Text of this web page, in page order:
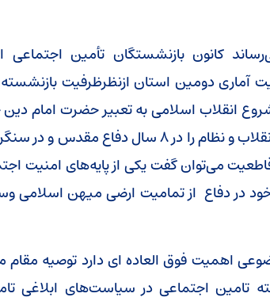
آماری دومین استان ازنظرظرفیت
انقلاب اسلامی به تعبیر حضرت امام دین
کرده‌اند، این وفاداری به انقلاب و نظام را در ۸
قاطعیت می‌توان گفت یکی از پایه‌های امنیت
در دفاع از تمامیت ارضی میهن اسلامی
اهمیت فوق العاده ای دارد توصیه مقام
تامین اجتماعی در سیاست‌های ابلاغی